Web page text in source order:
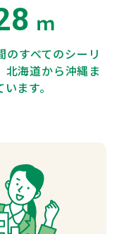
ｍ
のすべてのシーリ
北海道から沖縄ま
ます。